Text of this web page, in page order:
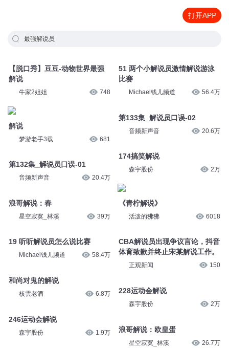
打开APP
最强解说员
【脱口秀】豆豆-动物世界最强
解说
牛家2姐姐 748
解说
梦游老手3载 681
第132集_解说员口误-01
音频新声音 20.4万
浪哥解说：春
星空寂寞_林溪 39万
19 听听解说员怎么说比赛
Michael钱儿频道 58.4万
和尚对鬼的解说
核雲老酒 6.8万
246运动会解说
森宇股份 1.9万
51 两个小解说员激情解说游泳
比赛
Michael钱儿频道 56.4万
第133集_解说员口误-02
音频新声音 20.6万
174搞笑解说
森宇股份 2万
《青柠解说》
活泼的狒狒 6018
CBA解说员出现争议言论，抖音
体育致歉并终止宋某解说工作。
正观新闻 150
228运动会解说
森宇股份 2万
浪哥解说：欧皇蛋
星空寂寞_林溪 26.7万